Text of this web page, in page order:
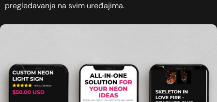
pregledavanja na svim uređajima.